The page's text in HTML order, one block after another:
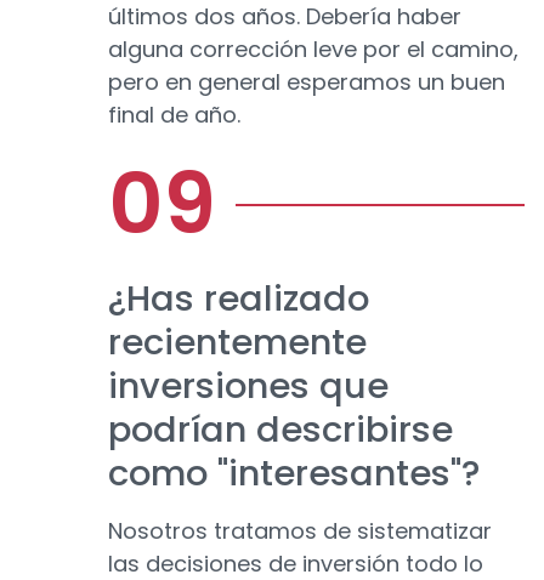
últimos dos años. Debería haber
alguna corrección leve por el camino,
pero en general esperamos un buen
final de año.
¿Has realizado
recientemente
inversiones que
podrían describirse
como "interesantes"?
Nosotros tratamos de sistematizar
las decisiones de inversión todo lo